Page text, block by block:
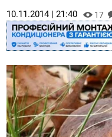
10.11.2014 | 21:40 17